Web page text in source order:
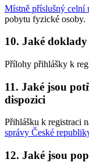
Místně příslušný celní
pobytu fyzické osoby.
10. Jaké
Přílohy přihlášky k
11. Jaké jsou
dispozici
Přihlášku k registraci
správy České
12. Jaké jsou